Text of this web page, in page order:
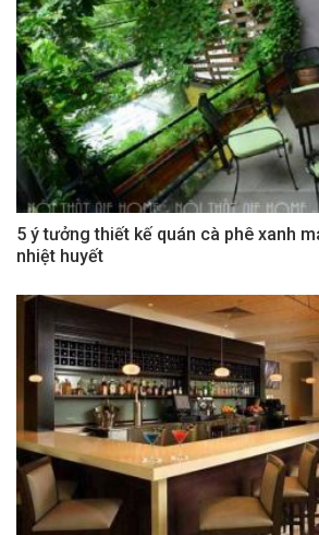
5 ý tưởng thiết kế quán cà phê xanh
nhiệt huyết